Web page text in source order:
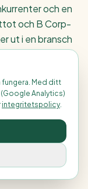
och en
och B Corp-
ut i en bransch
Fairlo är inte ett
Räntan är hög
gör att små
för dig som
om du har en
Med ditt
Analytics)
integritetspolicy.